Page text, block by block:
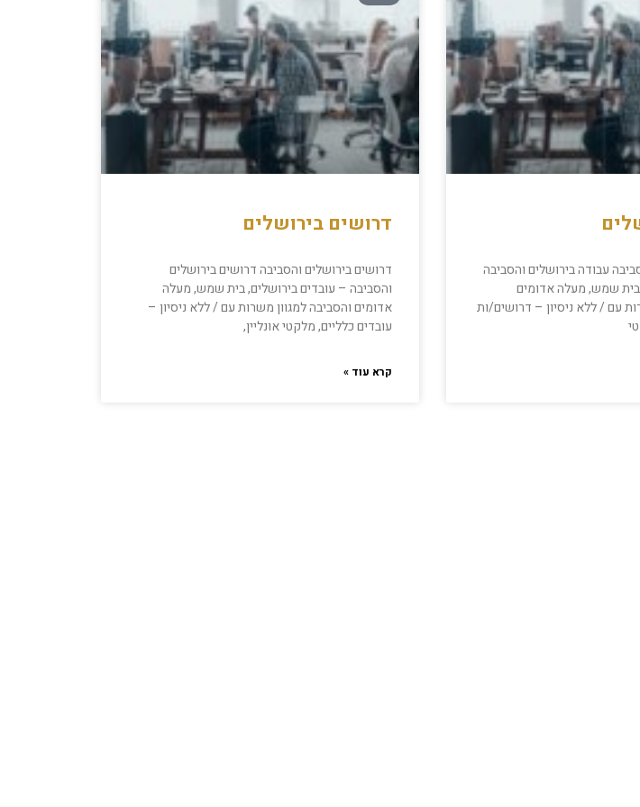
עבודה בירושלים והסביבה
בית שמש, מעלה אדומים
עם / ללא ניסיון – דרושים/ות
דרושים בירושלים
דרושים בירושלים והסביבה דרושים בירושלים
והסביבה – עובדים בירושלים, בית שמש, מעלה
אדומים והסביבה למגוון משרות עם / ללא ניסיון –
עובדים כלליים, מלקטי אונליין,
קרא עוד »